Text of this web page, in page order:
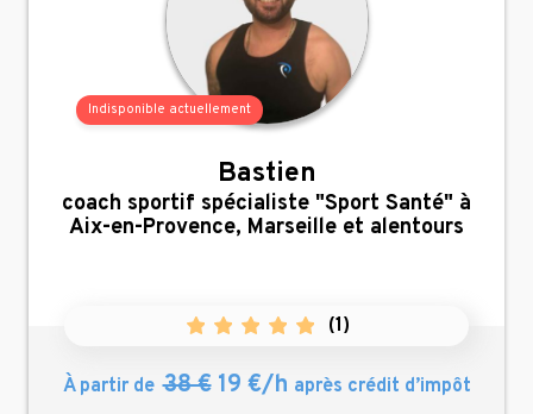
Indisponible actuellement
Bastien
,
coach sportif spécialiste "Sport Santé" à
Aix-en-Provence, Marseille et alentours
(1)
À partir de 38 €19 €/h après crédit d’impôt